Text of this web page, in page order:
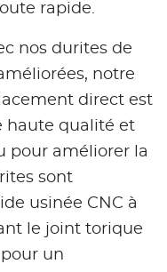
rapide.
nos durites de
notre
direct est
haute qualité et
pour améliorer la
sont
usinée CNC à
le joint torique
un